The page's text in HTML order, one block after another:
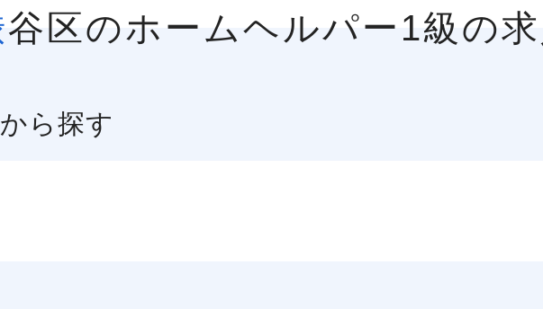
渋谷区のホームヘルパー1級の
から探す